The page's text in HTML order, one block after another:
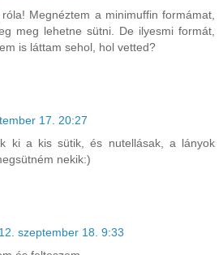
Megnéztem a minimuffin formámat,
meg lehetne sütni. De ilyesmi formát,
is láttam sehol, hol vetted?
17. 20:27
ki a kis sütik, és nutellásak, a lányok
nekik:)
szeptember 18. 9:33